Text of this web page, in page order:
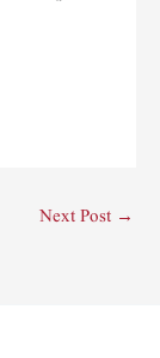
Next Post →